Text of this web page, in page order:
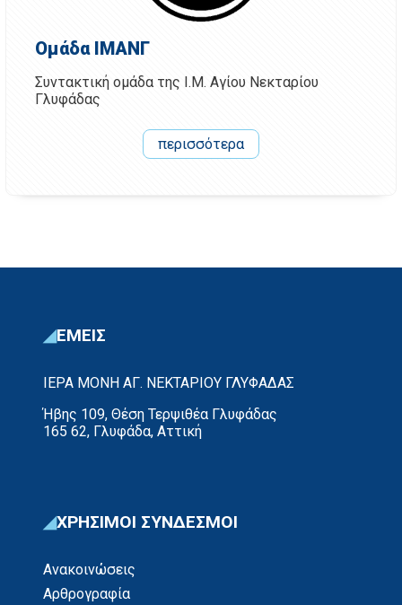
Ομάδα ΙΜΑΝΓ
Συντακτική ομάδα της Ι.Μ. Αγίου Νεκταρίου
Γλυφάδας
περισσότερα
ΕΜΕΙΣ
ΙΕΡΑ ΜΟΝΗ ΑΓ. ΝΕΚΤΑΡΙΟΥ ΓΛΥΦΑΔΑΣ
Ήβης 109, Θέση Τερψιθέα Γλυφάδας
165 62, Γλυφάδα, Αττική
ΧΡΗΣΙΜΟΙ ΣΥΝΔΕΣΜΟΙ
Ανακοινώσεις
Αρθρογραφία